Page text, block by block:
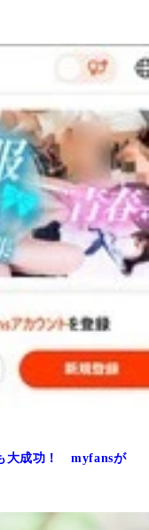
大成功！ myfansが